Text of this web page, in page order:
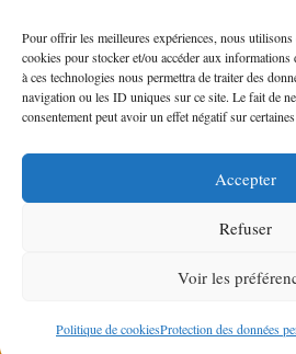
Pour offrir les meilleures expériences, nous utilisons
cookies pour stocker et/ou accéder aux
à ces technologies nous permettra de traiter des
navigation ou les ID uniques sur ce site. Le fait de
consentement peut avoir un effet négatif sur
Accepter
Refuser
Voir les
Politique de cookiesProtection des données